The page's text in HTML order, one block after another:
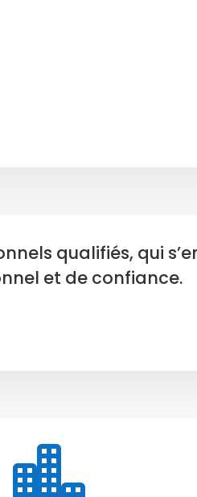
qualifiés, qui
et de confiance.